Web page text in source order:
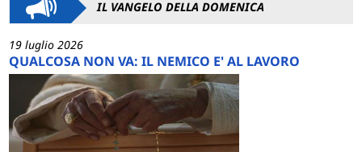
IL VANGELO DELLA DOMENICA
19 luglio 2026
QUALCOSA NON VA: IL NEMICO E' AL LAVORO